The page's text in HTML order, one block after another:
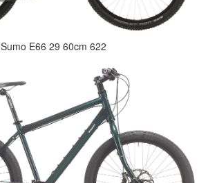
Sumo E66 29 60cm 622